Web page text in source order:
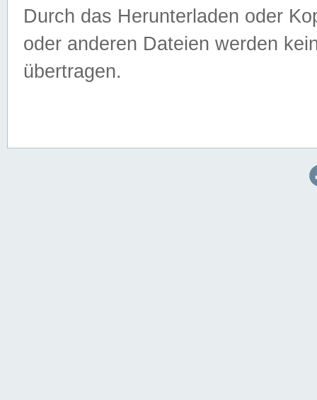
Durch das Herunterladen oder
oder anderen Dateien werden
übertragen.